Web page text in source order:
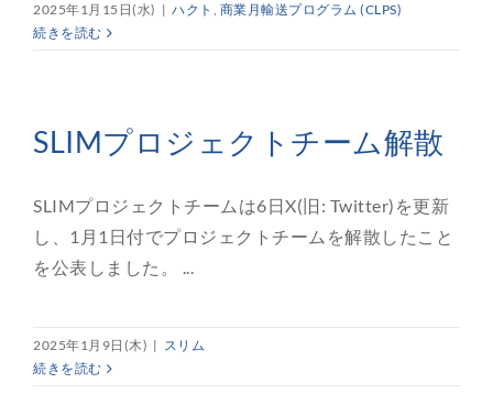
2025年1月15日(水) | ハクト , 商業月輸送プログラム (CLPS)
続きを読む
SLIMプロジェクトチーム解散
SLIMプロジェクトチームは6日X(旧: Twitter)を更新
し、1月1日付でプロジェクトチームを解散したこと
を公表しました。 ...
2025年1月9日(木) | スリム
続きを読む